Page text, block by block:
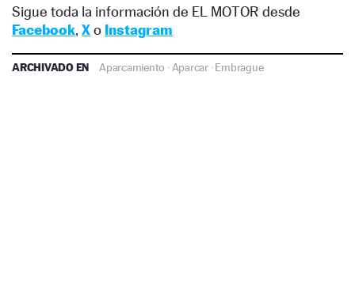
Sigue toda la información de EL MOTOR desde
Facebook, Xo Instagram
ARCHIVADO EN Aparcamiento · Aparcar·Embrague